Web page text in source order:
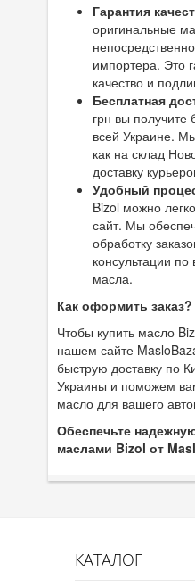
Гарантия
оригинальные
импортера. Это
качество и
Бесплатная
грн вы получите
всей Украине.
как на склад
доставку
Удобный
Bizol можно
сайт. Мы
обработку
консультации
масла.
Как оформить заказ?
Чтобы купить масло
нашем сайте
быструю доставку по
Украины и поможем
масло для вашего
Обеспечьте
маслами Bizol от
КАТАЛОГ